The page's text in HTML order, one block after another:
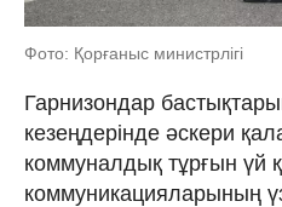
Фото: Қорғаныс министрлігі
Гарнизондар
кезеңдерінде әскери
коммуналдық тұрғын үй
коммуникацияларының